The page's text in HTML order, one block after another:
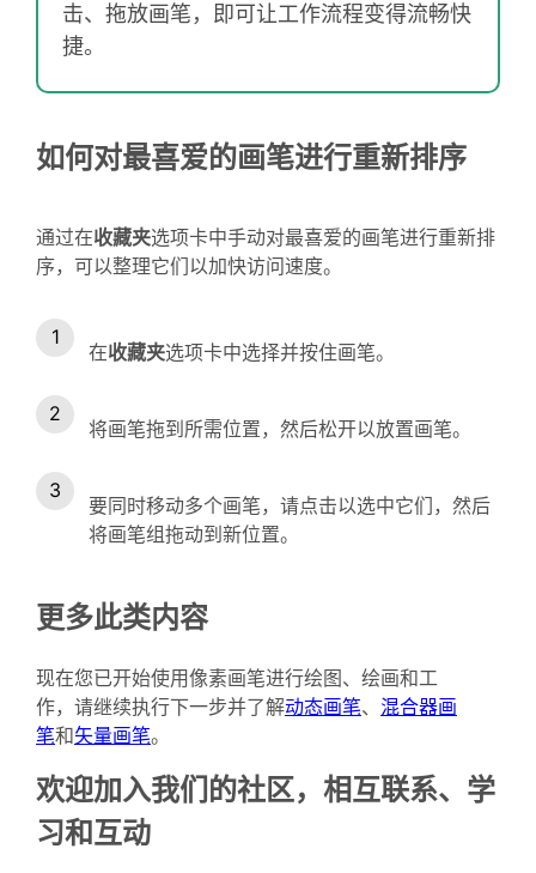
击、拖放画笔，即可让工作流程变得流畅快
捷。
如何对最喜爱的画笔进行重新排序
通过在收藏夹选项卡中手动对最喜爱的画笔进行重新排
序，可以整理它们以加快访问速度。
在收藏夹选项卡中选择并按住画笔。
将画笔拖到所需位置，然后松开以放置画笔。
要同时移动多个画笔，请点击以选中它们，然后
将画笔组拖动到新位置。
更多此类内容
现在您已开始使用像素画笔进行绘图、绘画和工
作，请继续执行下一步并了解动态画笔、 混合器画
笔和矢量画笔。
欢迎加入我们的社区，相互联系、学
习和互动